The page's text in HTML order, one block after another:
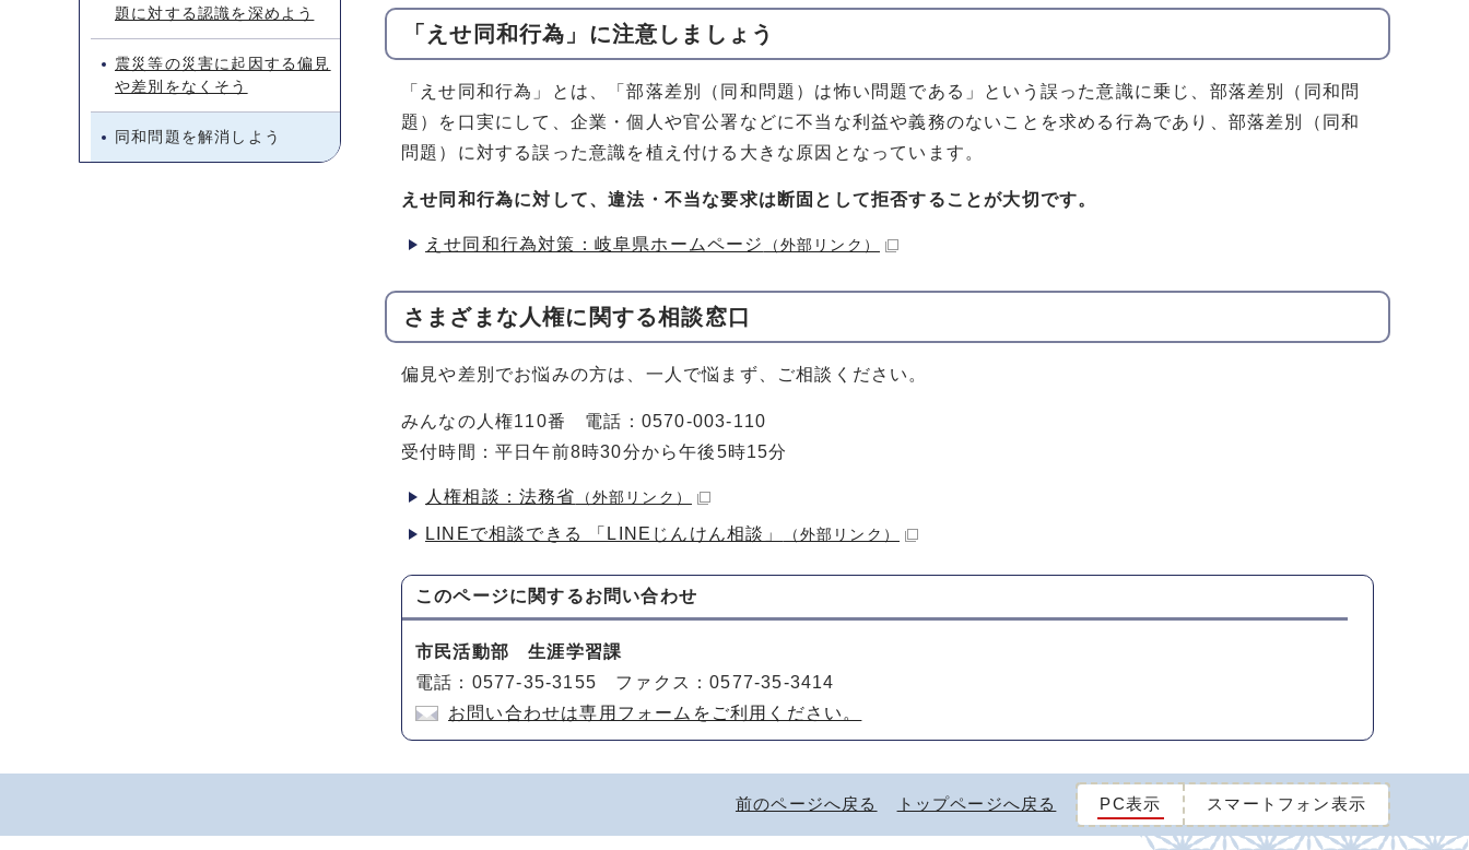
「えせ同和行為」に注意しましょう
「えせ同和行為」とは、「部落差別（同和問題）は怖い問題である」という誤った意識に乗じ、部落差別（同和問
題）を口実にして、企業・個人や官公署などに不当な利益や義務のないことを求める行為であり、部落差別（同和
問題）に対する誤った意識を植え付ける大きな原因となっています。
えせ同和行為に対して、違法・不当な要求は断固として拒否することが大切です。
えせ同和行為対策：岐阜県ホームページ （外部リンク）
さまざまな人権に関する相談窓口
偏見や差別でお悩みの方は、一人で悩まず、ご相談ください。
みんなの人権110番 電話：0570-003-110
受付時間：平日午前8時30分から午後5時15分
人権相談：法務省 （外部リンク）
LINEで相談できる 「LINEじんけん相談」 （外部リンク）
このページに関するお問い合わせ
市民活動部 生涯学習課
電話：0577-35-3155 ファクス：0577-35-3414
お問い合わせは専用フォームをご利用ください。
題に対する認識を深めよう
震災等の災害に起因する偏見
や差別をなくそう
同和問題を解消しよう
前のページへ戻る トップページへ戻る PC表示 スマートフォン表示